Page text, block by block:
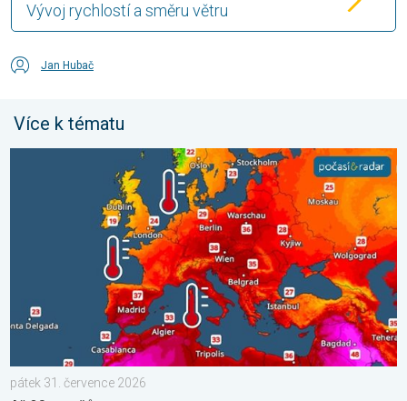
Vývoj rychlostí a směru větru
Jan Hubač
Více k tématu
Prohřáté Středozemní moře. Až 30 stupňů. . . pátek 31.
pátek 31. července 2026